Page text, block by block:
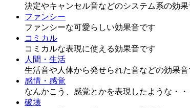
決定やキャンセル音などのシステム系の効果
ファンシー
ファンシーな可愛らしい効果音です
コミカル
コミカルな表現に使える効果音です
人間・生活
生活音や人体から発せられた音などの効果音
感情・感覚
なんかこう、感覚とかを表現したような・・
破壊